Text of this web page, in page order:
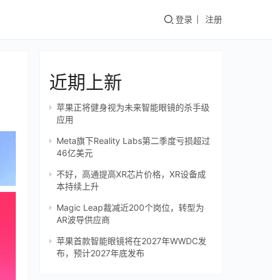
登录 注册
近期上新
苹果正将健身视为未来智能眼镜的杀手级
应用
Meta旗下Reality Labs第二季度亏损超过
46亿美元
不好，高通提高XR芯片价格，XR设备成
本持续上升
Magic Leap裁减近200个岗位，转型为
AR波导供应商
苹果首款智能眼镜将在2027年WWDC发
布，预计2027年底发布